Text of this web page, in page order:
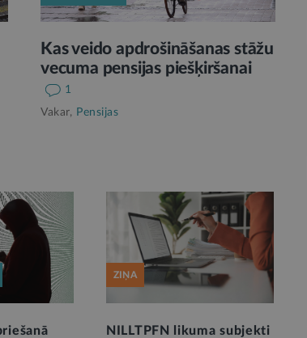
Kas veido apdrošināšanas stāžu
vecuma pensijas piešķiršanai
1
Vakar, Pensijas
ZIŅA
NILLTPFN likuma subjekti